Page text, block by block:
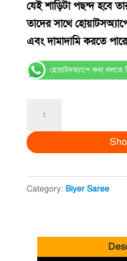
যেই শাড়িটা পছন্দ হবে
তাদের সাথে
এবং দামাদামি করতে
হোয়াটসঅ্যাপে কথা বলতে
Shree-
KA8
quantity
Category: Biyer Saree